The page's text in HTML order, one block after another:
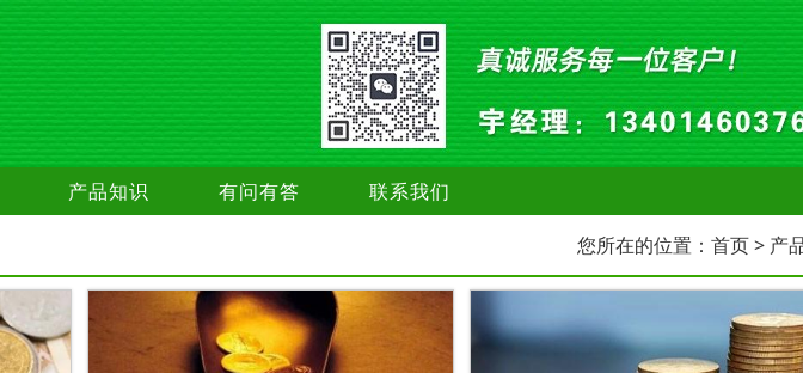
产品知识 有问有答 联系我们
您所在的位置： 首页> 产